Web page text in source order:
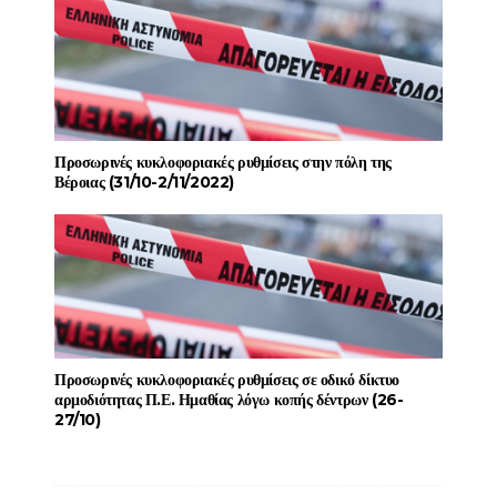
Προσωρινές κυκλοφοριακές ρυθμίσεις στην πόλη της
Βέροιας (31/10-2/11/2022)
Προσωρινές κυκλοφοριακές ρυθμίσεις σε οδικό δίκτυο
αρμοδιότητας Π.Ε. Ημαθίας λόγω κοπής δέντρων (26-
27/10)